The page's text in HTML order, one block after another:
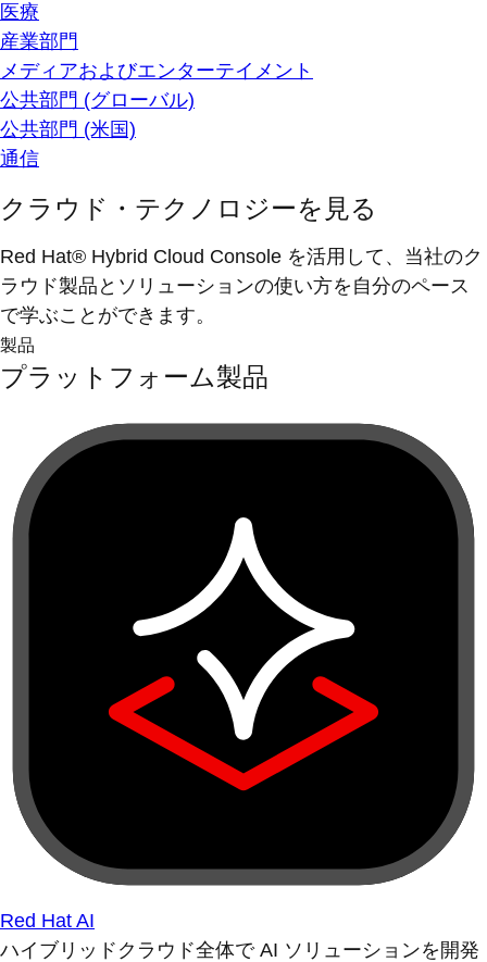
医療
産業部門
メディアおよびエンターテイメント
公共部門 (グローバル)
公共部門 (米国)
通信
クラウド・テクノロジーを見る
Red Hat® Hybrid Cloud Console を活用して、当社のク
ラウド製品とソリューションの使い方を自分のペース
で学ぶことができます。
製品
プラットフォーム製品
Red Hat AI
ハイブリッドクラウド全体で AI ソリューションを開発